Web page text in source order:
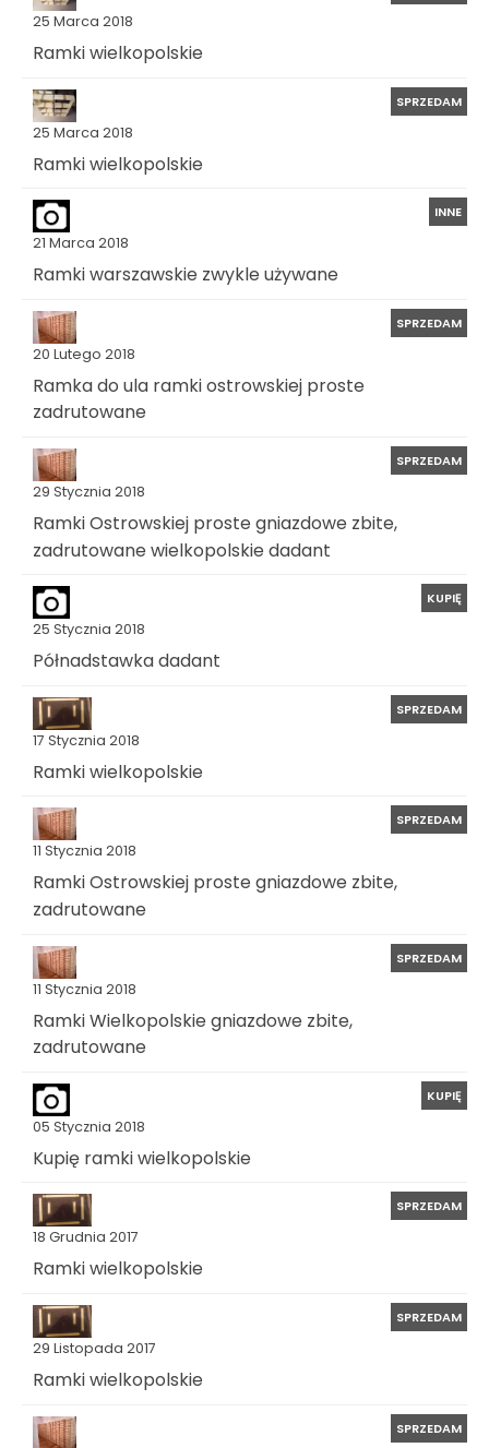
25 Marca 2018
Ramki wielkopolskie
25 Marca 2018
SPRZEDAM
Ramki wielkopolskie
21 Marca 2018
INNE
Ramki warszawskie zwykle używane
20 Lutego 2018
SPRZEDAM
Ramka do ula ramki ostrowskiej proste
zadrutowane
29 Stycznia 2018
SPRZEDAM
Ramki Ostrowskiej proste gniazdowe zbite,
zadrutowane wielkopolskie dadant
25 Stycznia 2018
KUPIĘ
Półnadstawka dadant
17 Stycznia 2018
SPRZEDAM
Ramki wielkopolskie
11 Stycznia 2018
SPRZEDAM
Ramki Ostrowskiej proste gniazdowe zbite,
zadrutowane
11 Stycznia 2018
SPRZEDAM
Ramki Wielkopolskie gniazdowe zbite,
zadrutowane
05 Stycznia 2018
KUPIĘ
Kupię ramki wielkopolskie
18 Grudnia 2017
SPRZEDAM
Ramki wielkopolskie
29 Listopada 2017
SPRZEDAM
Ramki wielkopolskie
SPRZEDAM